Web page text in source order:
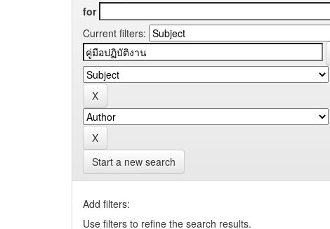
for
Current filters:
Start a new search
Add filters:
Use filters to refine the search results.